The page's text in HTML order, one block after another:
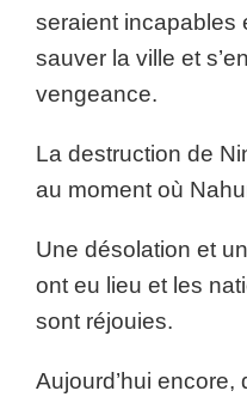
seraient incapables
sauver la ville et
vengeance.
La destruction de
au moment où
Une désolation et
ont eu lieu et les
sont réjouies.
Aujourd’hui encore,